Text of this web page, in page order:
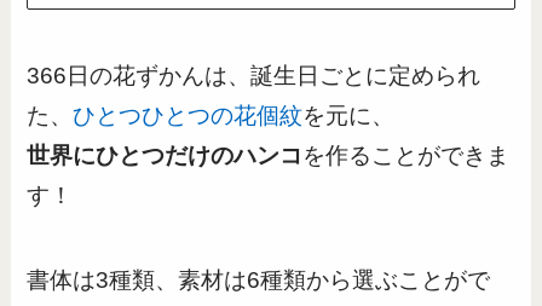
366日の花ずかんは、誕生日ごとに定められ
た、 ひとつひとつの花個紋を元に、
世界にひとつだけのハンコ を作ることができま
す！
書体は3種類、素材は6種類から選ぶことがで